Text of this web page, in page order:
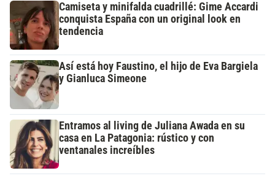
Camiseta y minifalda cuadrillé: Gime Accardi
conquista España con un original look en
tendencia
Así está hoy Faustino, el hijo de Eva Bargiela
y Gianluca Simeone
Entramos al living de Juliana Awada en su
casa en La Patagonia: rústico y con
ventanales increíbles